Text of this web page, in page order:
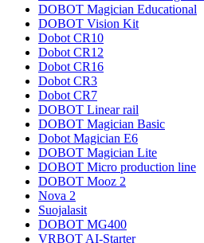
DOBOT Magician Educational
DOBOT Vision Kit
Dobot CR10
Dobot CR12
Dobot CR16
Dobot CR3
Dobot CR7
DOBOT Linear rail
DOBOT Magician Basic
Dobot Magician E6
DOBOT Magician Lite
DOBOT Micro production line
DOBOT Mooz 2
Nova 2
Suojalasit
DOBOT MG400
VRBOT AI-Starter